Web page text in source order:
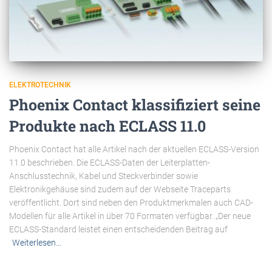
ELEKTROTECHNIK
Phoenix Contact klassifiziert seine
Produkte nach ECLASS 11.0
Phoenix Contact hat alle Artikel nach der aktuellen ECLASS-Version
11.0 beschrieben. Die ECLASS-Daten der Leiterplatten-
Anschlusstechnik, Kabel und Steckverbinder sowie
Elektronikgehäuse sind zudem auf der Webseite Traceparts
veröffentlicht. Dort sind neben den Produktmerkmalen auch CAD-
Modellen für alle Artikel in über 70 Formaten verfügbar. „Der neue
ECLASS-Standard leistet einen entscheidenden Beitrag auf
Weiterlesen…